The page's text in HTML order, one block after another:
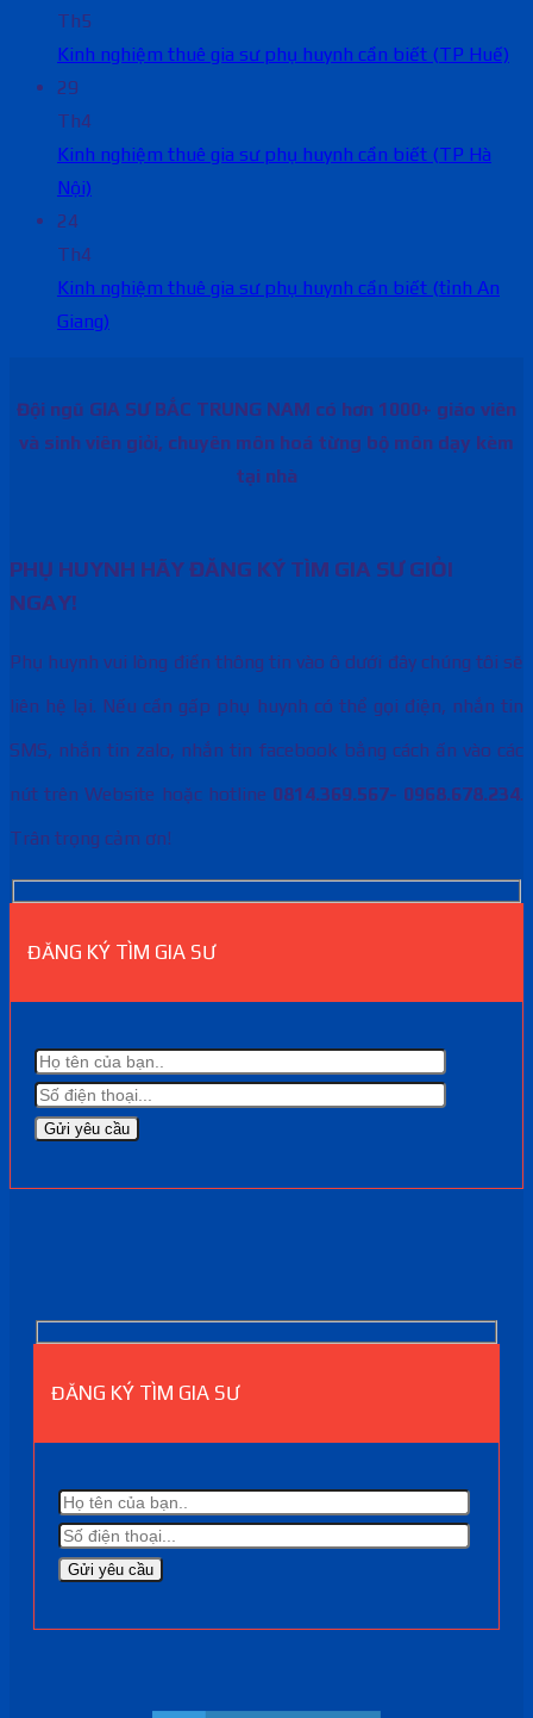
Th5
Kinh nghiệm thuê gia sư phụ huynh cần biết (TP Huế)
29
Th4
Kinh nghiệm thuê gia sư phụ huynh cần biết (TP Hà
Nội)
24
Th4
Kinh nghiệm thuê gia sư phụ huynh cần biết (tỉnh An
Giang)
Đội ngũ GIA SƯ BẮC TRUNG NAM có hơn 1000+ giáo viên
và sinh viên giỏi, chuyên môn hoá từng bộ môn dạy kèm
tại nhà
PHỤ HUYNH HÃY ĐĂNG KÝ TÌM GIA SƯ GIỎI
NGAY!
Phụ huynh vui lòng điền thông tin vào ô dưới đây chúng tôi sẽ
liên hệ lại. Nếu cần gấp phụ huynh có thể gọi điện, nhắn tin
SMS, nhắn tin zalo, nhắn tin facebook bằng cách ấn vào các
nút trên Website hoặc hotline 0814.369.567- 0968.678.234.
Trân trọng cảm ơn!
ĐĂNG KÝ TÌM GIA SƯ
ĐĂNG KÝ TÌM GIA SƯ